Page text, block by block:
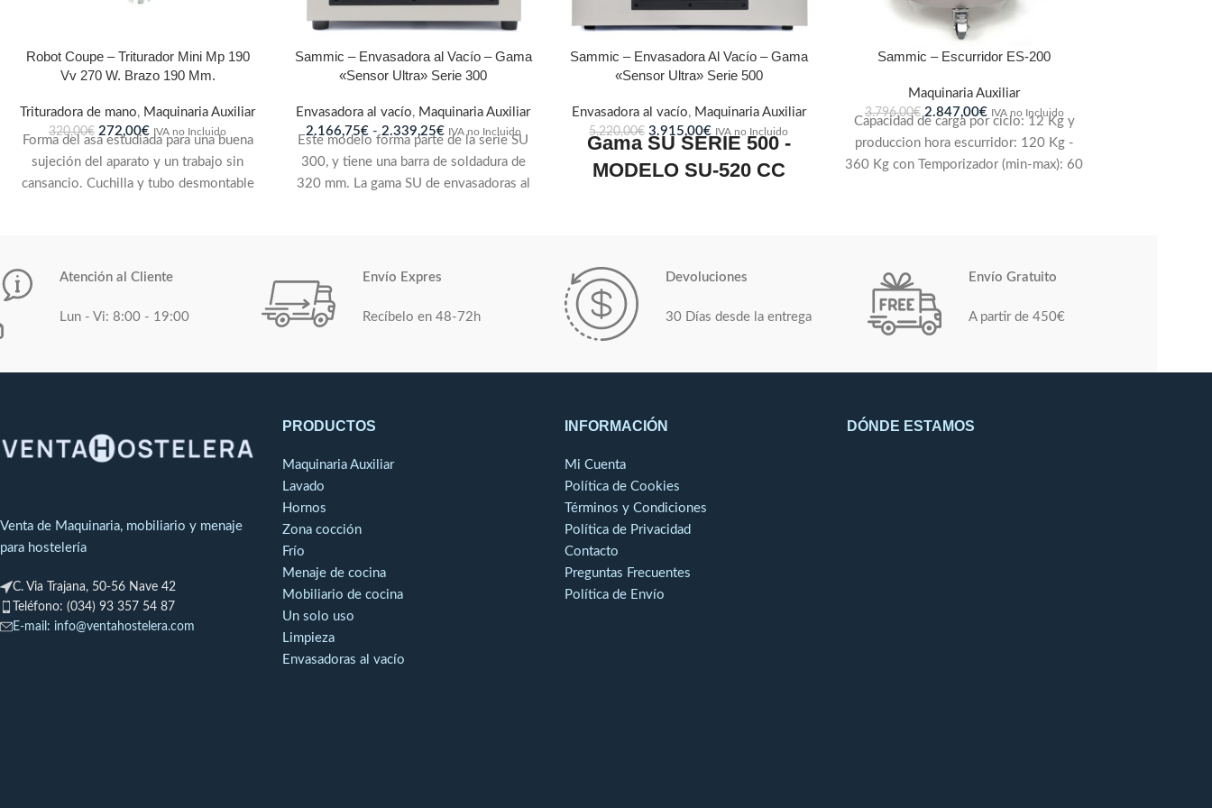
Robot Coupe – Triturador Mini Mp 190
Vv 270 W. Brazo 190 Mm.
Trituradora de mano, Maquinaria Auxiliar
320,00€ 272,00€ IVA no Incluido
Forma del asa estudiada para una buena
sujeción del aparato y un trabajo sin
cansancio. Cuchilla y tubo desmontable
acero inoxidable para una mayor
desmontable de acero inox para airear
salsas.
Sammic – Envasadora al Vacío – Gama
«Sensor Ultra» Serie 300
Envasadora al vacío, Maquinaria Auxiliar
2.166,75€ - 2.339,25€ IVA no Incluido
Este modelo forma parte de la serie SU
300, y tiene una barra de soldadura de
320 mm. La gama SU de envasadoras al
en una pantalla LCD en color de 3,9". La
SU-106 está disponible en dos
opciones: capacidad de bombeo de
Sammic – Envasadora Al Vacío – Gama
«Sensor Ultra» Serie 500
Envasadora al vacío, Maquinaria Auxiliar
5.220,00€ 3.915,00€ IVA no Incluido
Gama SU SERIE 500 -
MODELO SU-520 CC
Sammic – Escurridor ES-200
Maquinaria Auxiliar
3.796,00€ 2.847,00€ IVA no Incluido
Capacidad de carga por ciclo: 12 Kg y
produccion hora escurridor: 120 Kg -
360 Kg con Temporizador (min-max): 60
Atención al Cliente
Lun - Vi: 8:00 - 19:00
Envío Expres
Recíbelo en 48-72h
Devoluciones
30 Días desde la entrega
Envío Gratuito
A partir de 450€
Venta de Maquinaria, mobiliario y menaje
para hostelería
C. Via Trajana, 50-56 Nave 42
Teléfono: (034) 93 357 54 87
E-mail: info@ventahostelera.com
PRODUCTOS
Maquinaria Auxiliar
Lavado
Hornos
Zona cocción
Frío
Menaje de cocina
Mobiliario de cocina
Un solo uso
Limpieza
Envasadoras al vacío
INFORMACIÓN
Mi Cuenta
Política de Cookies
Términos y Condiciones
Política de Privacidad
Contacto
Preguntas Frecuentes
Política de Envío
DÓNDE ESTAMOS